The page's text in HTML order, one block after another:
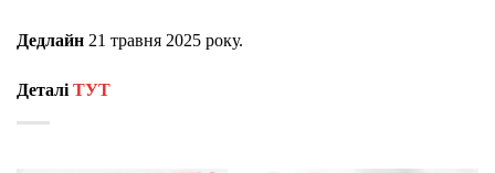
Дедлайн 21 травня 2025 року.
ДеталіТУТ